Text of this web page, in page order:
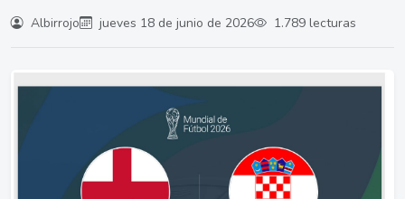
Albirrojo jueves 18 de junio de 2026 1.789 lecturas